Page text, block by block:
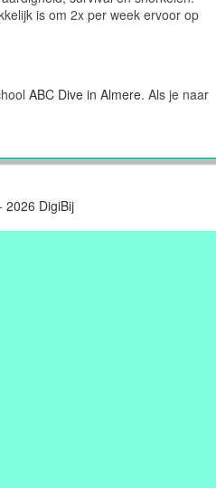
is om 2x per week ervoor op
ABC Dive in Almere. Als je naar
2026 DigiBij